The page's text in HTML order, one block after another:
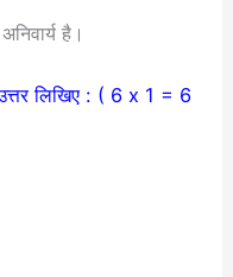
है।
लिखिए : ( 6 x 1 = 6